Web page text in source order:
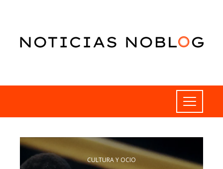
CULTURA Y OCIO